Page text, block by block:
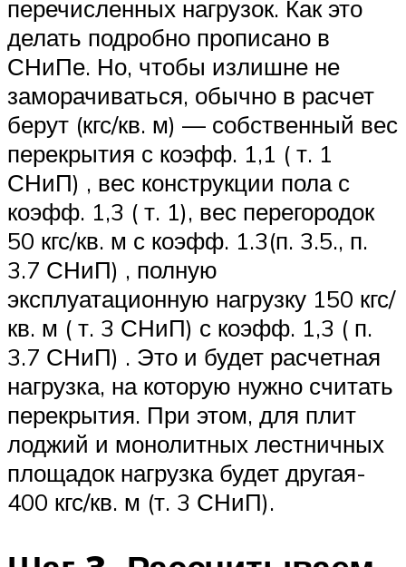
перечисленных нагрузок. Как это
делать подробно прописано в
СНиПе. Но, чтобы излишне не
заморачиваться, обычно в расчет
берут (кгс/кв. м) — собственный вес
перекрытия с коэфф. 1,1 ( т. 1
СНиП) , вес конструкции пола с
коэфф. 1,3 ( т. 1), вес перегородок
50 кгс/кв. м с коэфф. 1.3(п. 3.5., п.
3.7 СНиП) , полную
эксплуатационную нагрузку 150 кгс/
кв. м ( т. 3 СНиП) с коэфф. 1,3 ( п.
3.7 СНиП) . Это и будет расчетная
нагрузка, на которую нужно считать
перекрытия. При этом, для плит
лоджий и монолитных лестничных
площадок нагрузка будет другая-
400 кгс/кв. м (т. 3 СНиП).